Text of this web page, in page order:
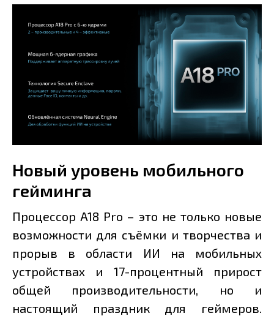
Новый уровень мобильного
гейминга
Процессор A18 Pro – это не только новые
возможности для съёмки и творчества и
прорыв в области ИИ на мобильных
устройствах и 17-процентный прирост
общей производительности, но и
настоящий праздник для геймеров.